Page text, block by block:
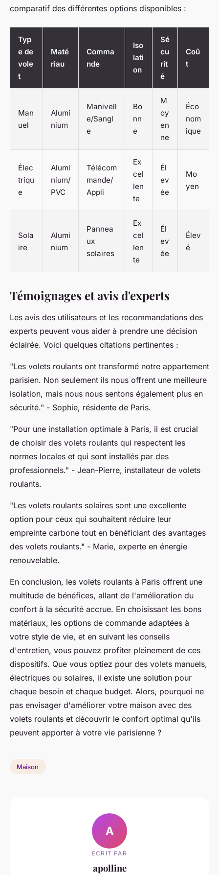
comparatif des différentes options disponibles :
Typ
e de
vole
t
Maté
riau
Comma
nde
Iso
lati
on
Sé
cu
rit
é
Coû
t
Man
uel
Alumi
nium
Manivell
e/Sangl
e
Bo
nn
e
M
oy
en
ne
Éco
nom
ique
Élec
triqu
e
Alumi
nium/
PVC
Télécom
mande/
Appli
Ex
cel
len
te
Él
ev
ée
Mo
yen
Sola
ire
Alumi
nium
Pannea
ux
solaires
Ex
cel
len
te
Él
ev
ée
Élev
é
Témoignages et avis d'experts
Les avis des utilisateurs et les recommandations des
experts peuvent vous aider à prendre une décision
éclairée. Voici quelques citations pertinentes :
"Les volets roulants ont transformé notre appartement
parisien. Non seulement ils nous offrent une meilleure
isolation, mais nous nous sentons également plus en
sécurité." - Sophie, résidente de Paris.
"Pour une installation optimale à Paris, il est crucial
de choisir des volets roulants qui respectent les
normes locales et qui sont installés par des
professionnels." - Jean-Pierre, installateur de volets
roulants.
"Les volets roulants solaires sont une excellente
option pour ceux qui souhaitent réduire leur
empreinte carbone tout en bénéficiant des avantages
des volets roulants." - Marie, experte en énergie
renouvelable.
En conclusion, les volets roulants à Paris offrent une
multitude de bénéfices, allant de l'amélioration du
confort à la sécurité accrue. En choisissant les bons
matériaux, les options de commande adaptées à
votre style de vie, et en suivant les conseils
d'entretien, vous pouvez profiter pleinement de ces
dispositifs. Que vous optiez pour des volets manuels,
électriques ou solaires, il existe une solution pour
chaque besoin et chaque budget. Alors, pourquoi ne
pas envisager d'améliorer votre maison avec des
volets roulants et découvrir le confort optimal qu'ils
peuvent apporter à votre vie parisienne ?
Maison
A
ECRIT PAR
apolline